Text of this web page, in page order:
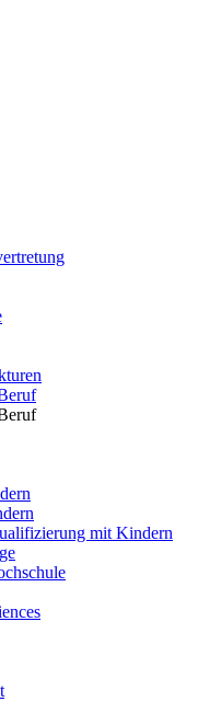
mit Kindern